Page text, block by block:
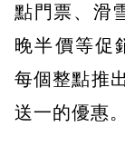
點門票、滑
晚半價等促
每個整點推
送一的優惠。